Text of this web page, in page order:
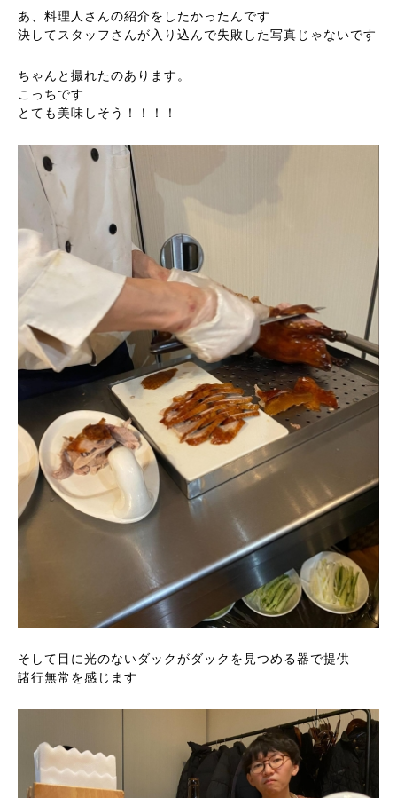
あ、料理人さんの紹介をしたかったんです
決してスタッフさんが入り込んで失敗した写真じゃないです
ちゃんと撮れたのあります。
こっちです
とても美味しそう！！！！
そして目に光のないダックがダックを見つめる器で提供
諸行無常を感じます